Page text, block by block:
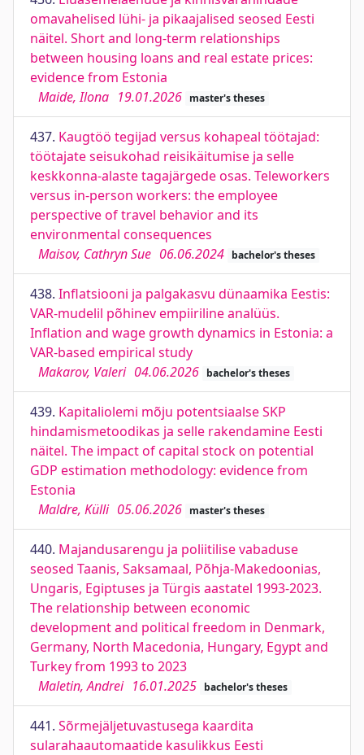
omavahelised lühi- ja pikaajalised seosed Eesti
näitel. Short and long-term relationships
between housing loans and real estate prices:
evidence from Estonia
Maide, Ilona 19.01.2026 master's theses
437. Kaugtöö tegijad versus kohapeal töötajad:
töötajate seisukohad reisikäitumise ja selle
keskkonna-alaste tagajärgede osas. Teleworkers
versus in-person workers: the employee
perspective of travel behavior and its
environmental consequences
Maisov, Cathryn Sue 06.06.2024 bachelor's theses
438. Inflatsiooni ja palgakasvu dünaamika Eestis:
VAR-mudelil põhinev empiiriline analüüs.
Inflation and wage growth dynamics in Estonia: a
VAR-based empirical study
Makarov, Valeri 04.06.2026 bachelor's theses
439. Kapitaliolemi mõju potentsiaalse SKP
hindamismetoodikas ja selle rakendamine Eesti
näitel. The impact of capital stock on potential
GDP estimation methodology: evidence from
Estonia
Maldre, Külli 05.06.2026 master's theses
440. Majandusarengu ja poliitilise vabaduse
seosed Taanis, Saksamaal, Põhja-Makedoonias,
Ungaris, Egiptuses ja Türgis aastatel 1993-2023.
The relationship between economic
development and political freedom in Denmark,
Germany, North Macedonia, Hungary, Egypt and
Turkey from 1993 to 2023
Maletin, Andrei 16.01.2025 bachelor's theses
441. Sõrmejäljetuvastusega kaardita
sularahaautomaatide kasulikkus Eesti